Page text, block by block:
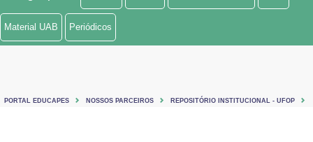
Ministério de Minas e Energia
Material UAB Periódicos
PORTAL EDUCAPES NOSSOS PARCEIROS REPOSITÓRIO INSTITUCIONAL - UFOP